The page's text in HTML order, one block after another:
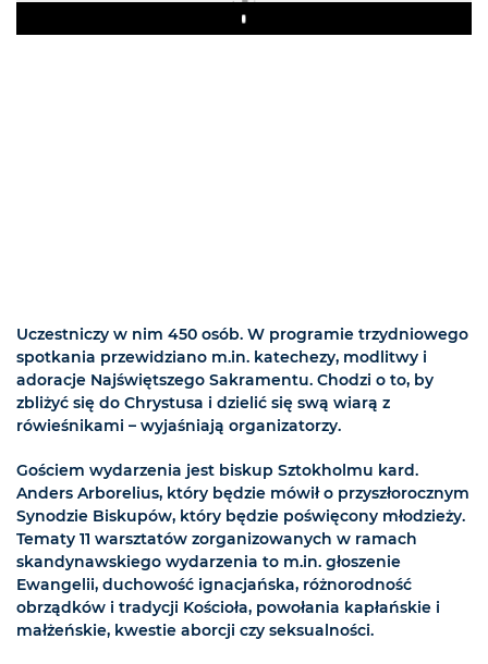
Play
Uczestniczy w nim 450 osób. W programie trzydniowego
spotkania przewidziano m.in. katechezy, modlitwy i
adoracje Najświętszego Sakramentu. Chodzi o to, by
zbliżyć się do Chrystusa i dzielić się swą wiarą z
rówieśnikami – wyjaśniają organizatorzy.
Gościem wydarzenia jest biskup Sztokholmu kard.
Anders Arborelius, który będzie mówił o przyszłorocznym
Synodzie Biskupów, który będzie poświęcony młodzieży.
Tematy 11 warsztatów zorganizowanych w ramach
skandynawskiego wydarzenia to m.in. głoszenie
Ewangelii, duchowość ignacjańska, różnorodność
obrządków i tradycji Kościoła, powołania kapłańskie i
małżeńskie, kwestie aborcji czy seksualności.